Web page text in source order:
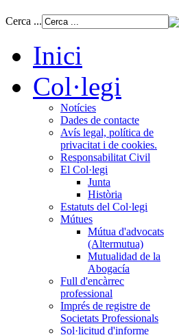
Cerca ...
Inici
Col·legi
Notícies
Dades de contacte
Avís legal, política de
privacitat i de cookies.
Responsabilitat Civil
El Col·legi
Junta
Història
Estatuts del Col·legi
Mútues
Mútua d'advocats
(Altermutua)
Mutualidad de la
Abogacía
Full d'encàrrec
professional
Imprés de registre de
Societats Professionals
Sol·licitud d'informe